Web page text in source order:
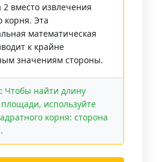
вместо извлечения
корня. Эта
математическая
к крайне
значениям стороны.
Чтобы найти длину
используйте
корня: сторона